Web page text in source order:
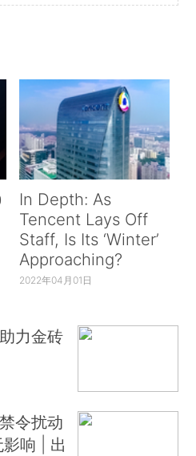
In Depth: As
Tencent Lays Off
Staff, Is Its ‘Winter’
Approaching?
2022年04月01日
力金砖
令扰动
响 | 出